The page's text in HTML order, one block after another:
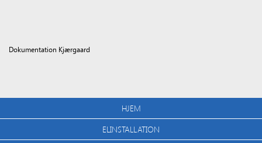
Dokumentation Kjærgaard
HJEM
ELINSTALLATION